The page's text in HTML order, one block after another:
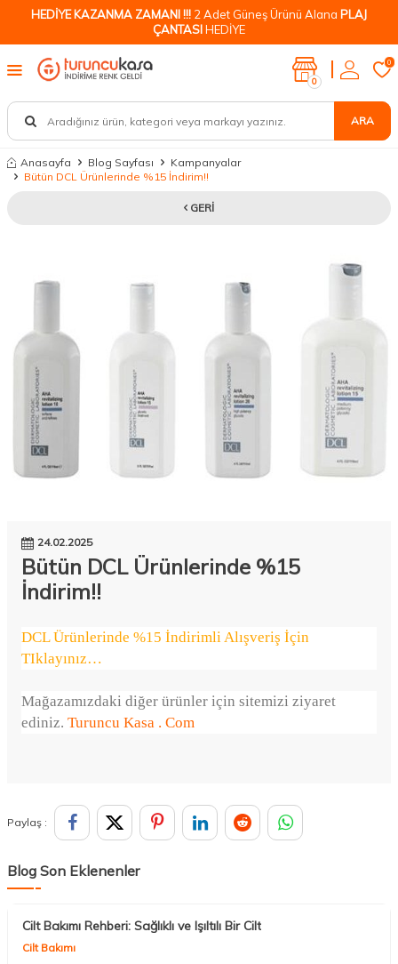
HEDİYE KAZANMA ZAMANI !!! 2 Adet Güneş Ürünü Alana PLAJ
ÇANTASIHEDİYE
ARA
0
0
Anasayfa Blog Sayfası
Kampanyalar
Bütün DCL Ürünlerinde %15 İndirim!!
GERI
24.02.2025
Bütün DCL Ürünlerinde %15
İndirim!!
DCL Ürünlerinde %15 İndirimli Alışveriş İçin
TIklayınız…
Mağazamızdaki diğer ürünler için sitemizi ziyaret
ediniz. Turuncu Kasa . Com
Paylaş :
Blog Son Eklenenler
Cilt Bakımı Rehberi: Sağlıklı ve Işıltılı Bir Cilt
Cilt Bakımı